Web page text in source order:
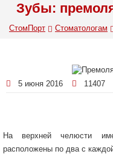
Зубы:
СтомПорт Стоматологам
5 июня 2016 11407
На верхней челюсти
расположены по два с